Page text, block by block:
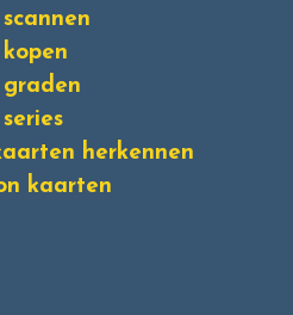
herkennen
kaarten